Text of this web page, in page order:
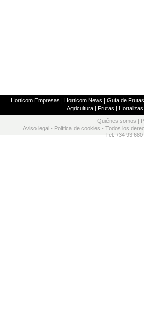
Horticom Empresas | Horticom News | Guía de
Agricultura| Frutas | Hortalizas
Quiénes somos
Aviso legal - Política de cookies - Todos los
Tel: +34 93